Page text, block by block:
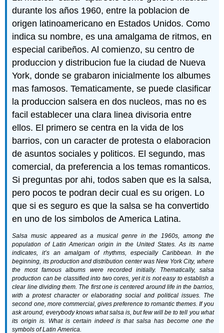
durante los años 1960, entre la poblacion de
origen latinoamericano en Estados Unidos. Como
indica su nombre, es una amalgama de ritmos, en
especial caribeños. Al comienzo, su centro de
produccion y distribucion fue la ciudad de Nueva
York, donde se grabaron inicialmente los albumes
mas famosos. Tematicamente, se puede clasificar
la produccion salsera en dos nucleos, mas no es
facil establecer una clara linea divisoria entre
ellos. El primero se centra en la vida de los
barrios, con un caracter de protesta o elaboracion
de asuntos sociales y politicos. El segundo, mas
comercial, da preferencia a los temas romanticos.
Si preguntas por ahi, todos saben que es la salsa,
pero pocos te podran decir cual es su origen. Lo
que si es seguro es que la salsa se ha convertido
en uno de los simbolos de America Latina.
Salsa music appeared as a musical genre in the 1960s, among the
population of Latin American origin in the United States. As its name
indicates, it’s an amalgam of rhythms, especially Caribbean. In the
beginning, its production and distribution center was New York City, where
the most famous albums were recorded initially. Thematically, salsa
production can be classified into two cores, yet it is not easy to establish a
clear line dividing them. The first one is centered around life in the barrios,
with a protest character or elaborating social and political issues. The
second one, more commercial, gives preference to romantic themes. If you
ask around, everybody knows what salsa is, but few will be to tell you what
its origin is. What is certain indeed is that salsa has become one the
symbols of Latin America.